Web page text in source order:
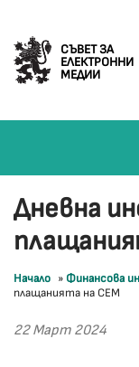
СЪВЕТ ЗА
ЕЛЕКТРОННИ
МЕДИИ
Дневна
Начало » Финансова
плащанията на СЕМ
22 Март 2024